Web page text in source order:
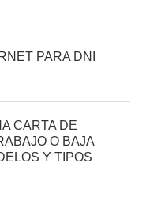
PARA DNI
CARTA DE
O BAJA
Y TIPOS